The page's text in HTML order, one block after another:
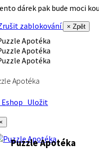
dárek pak bude moci
zablokování
× Zpět
Apotéka
Uložit
Puzzle Apotéka